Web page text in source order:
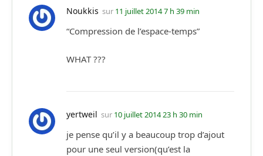
Noukkis sur 11 juillet 2014 7 h 39 min
“Compression de l’espace-temps”
WHAT ???
yertweil sur 10 juillet 2014 23 h 30 min
je pense qu’il y a beaucoup trop d’ajout
pour une seul version(qu’est la